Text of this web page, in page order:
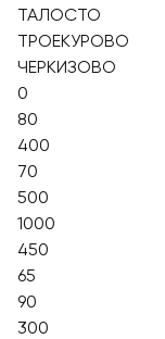
ТАЛОСТО
ТРОЕКУРОВО
ЧЕРКИЗОВО
0
80
400
70
500
1000
450
65
90
300